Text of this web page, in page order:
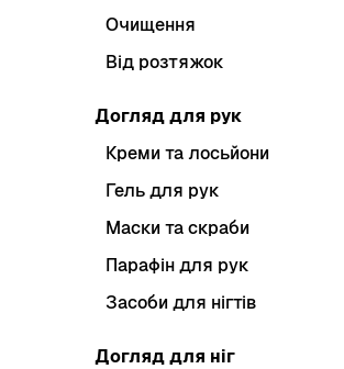
Очищення
Від розтяжок
Догляд для рук
Креми та лосьйони
Гель для рук
Маски та скраби
Парафін для рук
Засоби для нігтів
Догляд для ніг